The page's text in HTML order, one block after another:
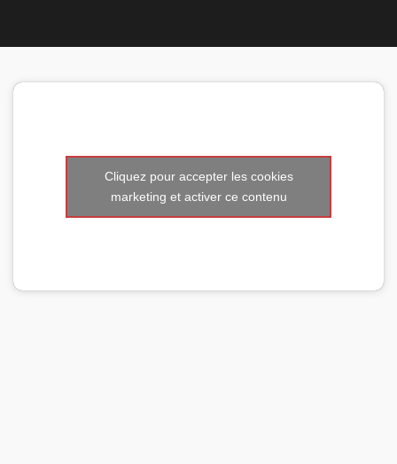
Cliquez pour accepter les cookies
marketing et activer ce contenu